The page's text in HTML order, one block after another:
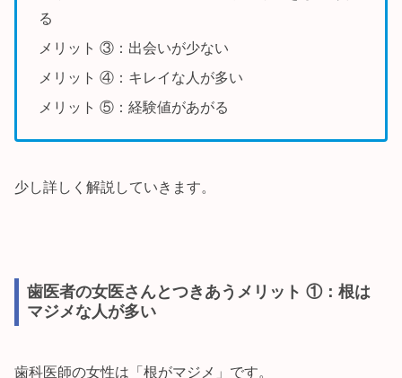
る
メリット ③：出会いが少ない
メリット ④：キレイな人が多い
メリット ⑤：経験値があがる
少し詳しく解説していきます。
歯医者の女医さんとつきあうメリット ①：根は
マジメな人が多い
歯科医師の女性は「根がマジメ」です。